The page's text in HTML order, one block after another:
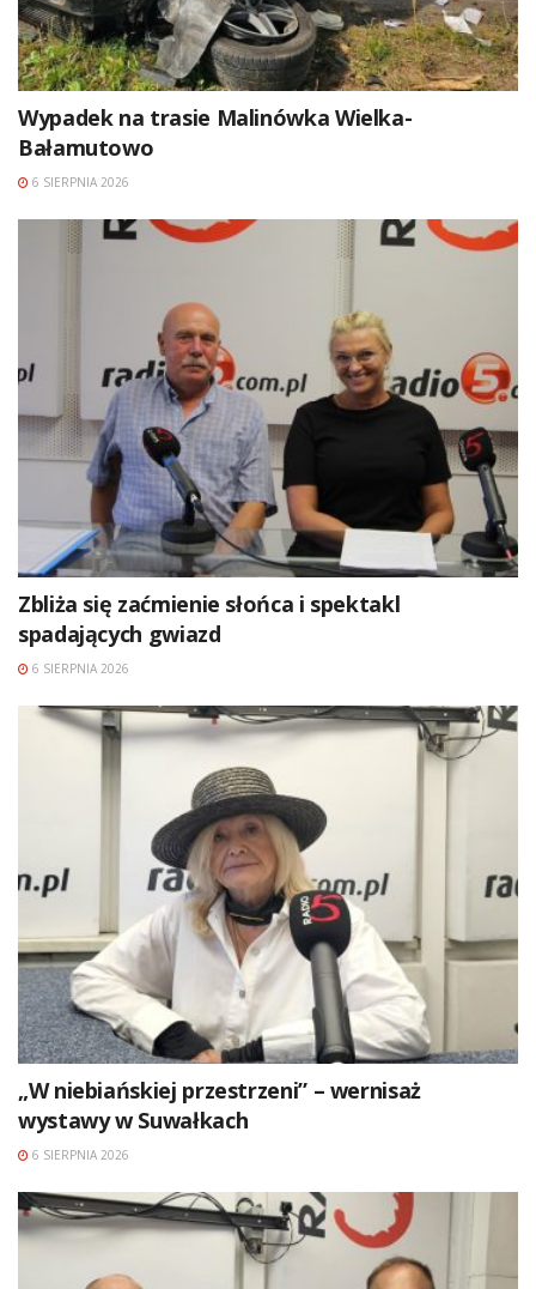
Wypadek na trasie Malinówka Wielka-
Bałamutowo
6 SIERPNIA 2026
Zbliża się zaćmienie słońca i spektakl
spadających gwiazd
6 SIERPNIA 2026
„W niebiańskiej przestrzeni” – wernisaż
wystawy w Suwałkach
6 SIERPNIA 2026